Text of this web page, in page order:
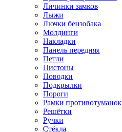
Личинки замков
Лыжи
Лючки бензобака
Молдинги
Накладки
Панель передняя
Петли
Пистоны
Поводки
Подкрылки
Пороги
Рамки противотуманок
Решётки
Ручки
Стёкла